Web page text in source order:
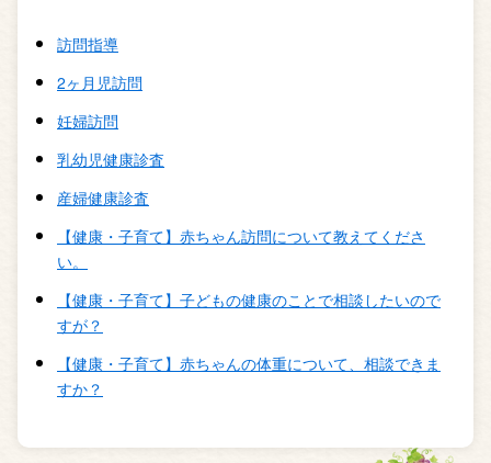
訪問指導
2ヶ月児訪問
妊婦訪問
乳幼児健康診査
産婦健康診査
【健康・子育て】赤ちゃん訪問について教えてくださ
い。
【健康・子育て】子どもの健康のことで相談したいので
すが？
【健康・子育て】赤ちゃんの体重について、相談できま
すか？